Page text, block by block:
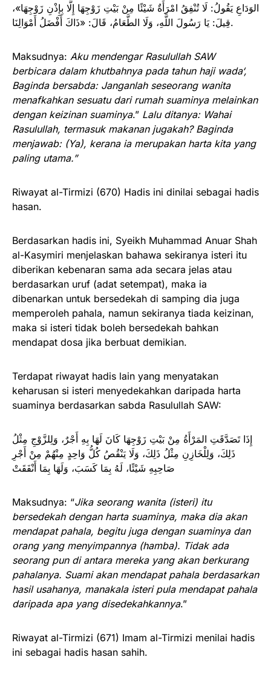
الوَدَاعِ يَقُولُ: لَا تُنْفِقُ امْرَأَةٌ شَيْئًا مِنْ بَيْتِ زَوْجِهَا إِلَّا بِإِذْنِ زَوْجِهَا»،
قِيلَ: يَا رَسُولَ اللَّهِ، وَلَا الطَّعَامُ، قَالَ: «ذَاكَ أَفْضَلُ أَمْوَالِنَا.
Maksudnya: Aku mendengar Rasulullah SAW
berbicara dalam khutbahnya pada tahun haji wada‘,
Baginda bersabda: Janganlah seseorang wanita
menafkahkan sesuatu dari rumah suaminya melainkan
dengan keizinan suaminya.” Lalu ditanya: Wahai
Rasulullah, termasuk makanan jugakah? Baginda
menjawab: (Ya), kerana ia merupakan harta kita yang
paling utama.”
Riwayat al-Tirmizi (670) Hadis ini dinilai sebagai hadis
hasan.
Berdasarkan hadis ini, Syeikh Muhammad Anuar Shah
al-Kasymiri menjelaskan bahawa sekiranya isteri itu
diberikan kebenaran sama ada secara jelas atau
berdasarkan uruf (adat setempat), maka ia
dibenarkan untuk bersedekah di samping dia juga
memperoleh pahala, namun sekiranya tiada keizinan,
maka si isteri tidak boleh bersedekah bahkan
mendapat dosa jika berbuat demikian.
Terdapat riwayat hadis lain yang menyatakan
keharusan si isteri menyedekahkan daripada harta
suaminya berdasarkan sabda Rasulullah SAW:
إِذَا تَصَدَّقَتِ المَرْأَةُ مِنْ بَيْتِ زَوْجِهَا كَانَ لَهَا بِهِ أَجْرٌ، وَلِلزَّوْجِ مِثْلُ
ذَلِكَ، وَلِلْخَازِنِ مِثْلُ ذَلِكَ، وَلَا يَنْقُصُ كُلُّ وَاحِدٍ مِنْهُمْ مِنْ أَجْرِ
صَاحِبِهِ شَيْئًا، لَهُ بِمَا كَسَبَ، وَلَهَا بِمَا أَنْفَقَتْ
Maksudnya: “Jika seorang wanita (isteri) itu
bersedekah dengan harta suaminya, maka dia akan
mendapat pahala, begitu juga dengan suaminya dan
orang yang menyimpannya (hamba). Tidak ada
seorang pun di antara mereka yang akan berkurang
pahalanya. Suami akan mendapat pahala berdasarkan
hasil usahanya, manakala isteri pula mendapat pahala
daripada apa yang disedekahkannya.”
Riwayat al-Tirmizi (671) Imam al-Tirmizi menilai hadis
ini sebagai hadis hasan sahih.